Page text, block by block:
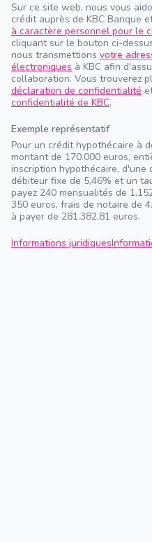
Sur ce site web, nous vous
crédit auprès de KBC Banque
à caractère personnel pour le
cliquant sur le bouton ci-
nous transmettions votre
électroniques à KBC afin
collaboration. Vous trouverez
déclaration de confidentialité
confidentialité de KBC.
Exemple représentatif
Pour un crédit hypothécaire à
montant de 170.000 euros,
inscription hypothécaire, d'une
débiteur fixe de 5,46% et un
payez 240 mensualités de
350 euros, frais de notaire de
à payer de 281.382,81 euros.
Informations juridiques